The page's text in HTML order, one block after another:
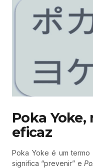
Poka
eficaz
Poka Yoke é um
significa “prevenir” e